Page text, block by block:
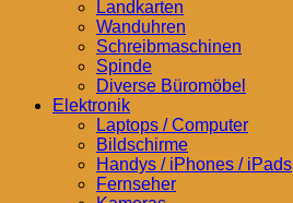
Landkarten
Wanduhren
Schreibmaschinen
Spinde
Diverse Büromöbel
Elektronik
Laptops / Computer
Bildschirme
Handys / iPhones / iPads
Fernseher